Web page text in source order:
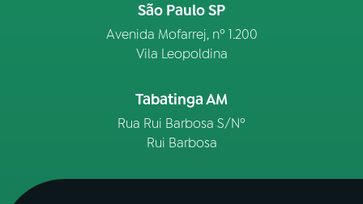
São Paulo SP
Avenida Mofarrej, nº 1.200
Vila Leopoldina
Tabatinga AM
Rua Rui Barbosa S/Nº
Rui Barbosa